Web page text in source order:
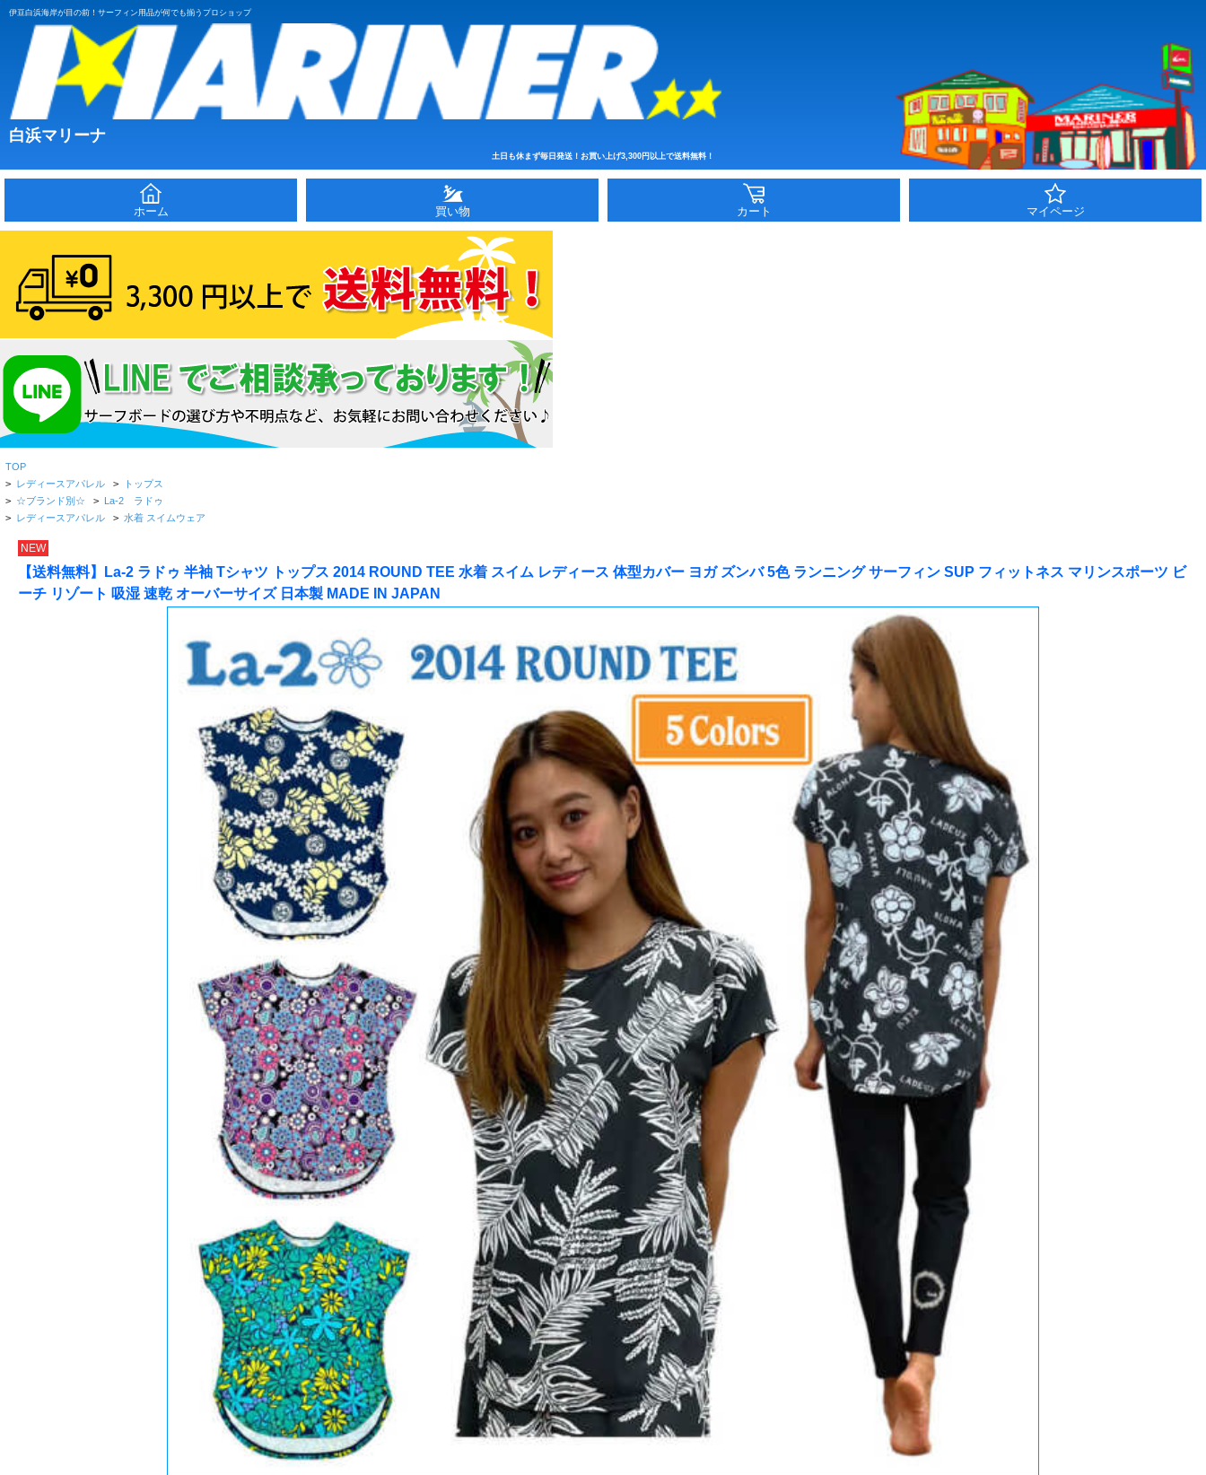
伊豆白浜海岸が目の前！サーフィン用品が何でも揃うプロショップ
白浜マリーナ
土日も休まず毎日発送！お買い上げ3,300円以上で送料無料！
ホーム 買い物 カート マイページ
TOP
> レディースアパレル > トップス
> ☆ブランド別☆ > La-2 ラドゥ
> レディースアパレル > 水着 スイムウェア
NEW
【送料無料】La-2 ラドゥ 半袖 Tシャツ トップス 2014 ROUND TEE 水着 スイム レディース 体型カバー ヨガ ズンバ 5色 ランニング サーフィン SUP フィットネス マリンスポーツ ビ
ーチ リゾート 吸湿 速乾 オーバーサイズ 日本製 MADE IN JAPAN